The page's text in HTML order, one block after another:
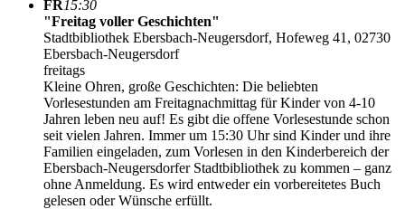
FR15:30
"Freitag voller Geschichten"
Stadtbibliothek Ebersbach-Neugersdorf, Hofeweg 41, 02730
Ebersbach-Neugersdorf
freitags
Kleine Ohren, große Geschichten: Die beliebten
Vorlesestunden am Freitagnachmittag für Kinder von 4-10
Jahren leben neu auf! Es gibt die offene Vorlesestunde schon
seit vielen Jahren. Immer um 15:30 Uhr sind Kinder und ihre
Familien eingeladen, zum Vorlesen in den Kinderbereich der
Ebersbach-Neugersdorfer Stadtbibliothek zu kommen – ganz
ohne Anmeldung. Es wird entweder ein vorbereitetes Buch
gelesen oder Wünsche erfüllt.